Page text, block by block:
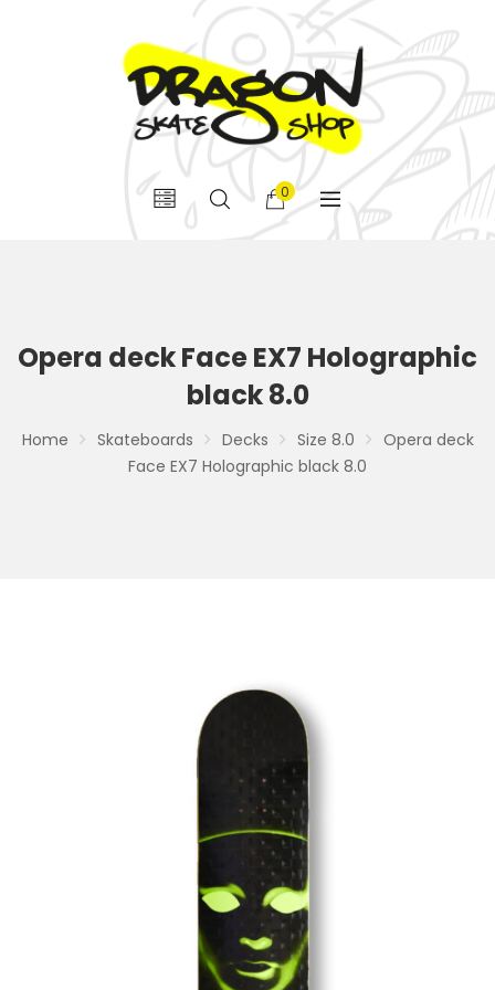
0
Opera deck Face EX7 Holographic
black 8.0
Home Skateboards Decks Size 8.0
Opera deck
Face EX7 Holographic black 8.0